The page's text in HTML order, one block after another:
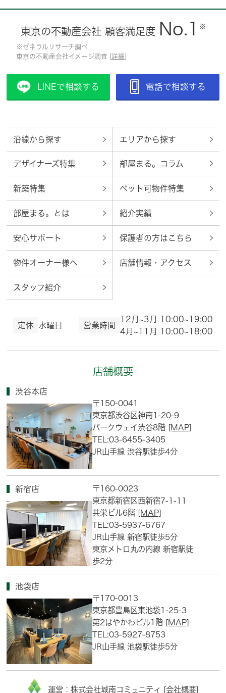
東京の不動産会社 顧客満足度 No.1 ※
※ゼネラルリサーチ調べ
東京の不動産会社イメージ調査 [詳細]
LINEで相談する 電話で相談する
沿線から探す エリアから探す
デザイナーズ特集 部屋まる。コラム
新築特集 ペット可物件特集
部屋まる。とは 紹介実績
安心サポート 保護者の方はこちら
物件オーナー様へ 店舗情報・アクセス
スタッフ紹介
定休 水曜日 営業時間
12月~3月 10:00~19:00
4月~11月 10:00~18:00
店舗概要
渋谷本店
〒150-0041
東京都渋谷区神南1-20-9
パークウェイ渋谷8階 [MAP]
TEL:03-6455-3405
JR山手線 渋谷駅徒歩4分
新宿店
〒160-0023
東京都新宿区西新宿7-1-11
共栄ビル6階 [MAP]
TEL:03-5937-6767
JR山手線 新宿駅徒歩5分
東京メトロ丸の内線 新宿駅徒
歩2分
池袋店
〒170-0013
東京都豊島区東池袋1-25-3
第2はやかわビル1階 [MAP]
TEL:03-5927-8753
JR山手線 池袋駅徒歩5分
運営：株式会社城南コミュニティ [会社概要]